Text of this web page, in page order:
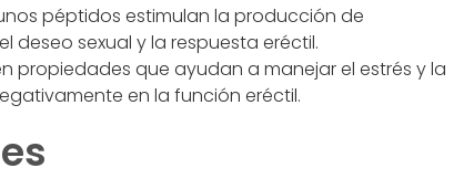
péptidos estimulan la producción de
deseo sexual y la respuesta eréctil.
propiedades que ayudan a manejar el estrés y la
en la función eréctil.